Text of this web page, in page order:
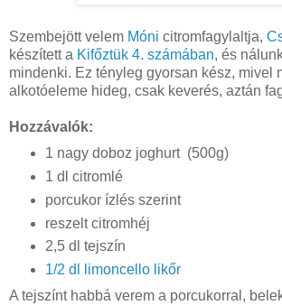
Szembejött velem Móni citromfagylaltja,
készített a Kifőztük 4. számában, és
mindenki. Ez tényleg gyorsan kész, mivel
alkotóeleme hideg, csak keverés, aztán
Hozzávalók:
1 nagy doboz joghurt (500g)
1 dl citromlé
porcukor ízlés szerint
reszelt citromhéj
2,5 dl tejszín
1/2 dl limoncello likőr
A tejszínt habbá verem a porcukorral,